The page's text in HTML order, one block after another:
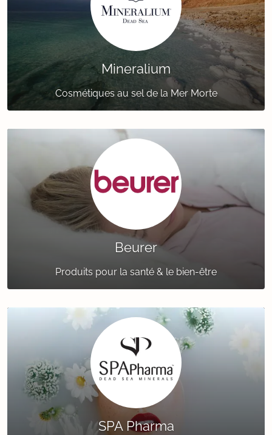
Mineralium
Cosmétiques au sel de la Mer Morte
Beurer
Produits pour la santé & le bien-être
SPA Pharma